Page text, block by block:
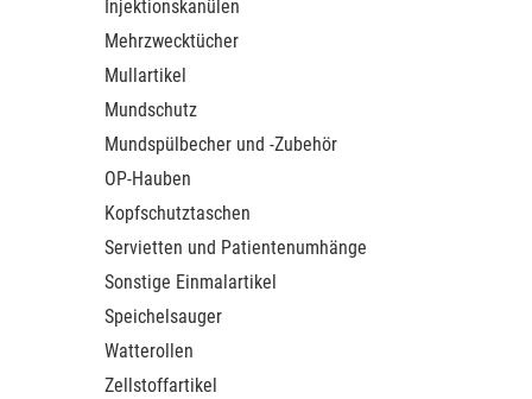
Injektionskanülen
Mehrzwecktücher
Mullartikel
Mundschutz
Mundspülbecher und -Zubehör
OP-Hauben
Kopfschutztaschen
Servietten und Patientenumhänge
Sonstige Einmalartikel
Speichelsauger
Watterollen
Zellstoffartikel